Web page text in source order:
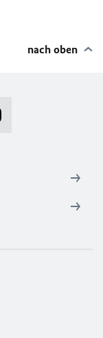
nach oben